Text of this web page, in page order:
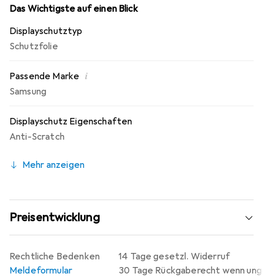
Garantie von 10 Jahren, was für die Qualität und
Das Wichtigste auf einen Blick
Displayschutztyp
Schutzfolie
Passende Marke i
Samsung
Displayschutz Eigenschaften
Anti-Scratch
Mehr anzeigen
Preisentwicklung
14 Tage gesetzl. Widerruf
30 Tage Rückgaberecht wenn
Rechtliche Bedenken
Meldeformular